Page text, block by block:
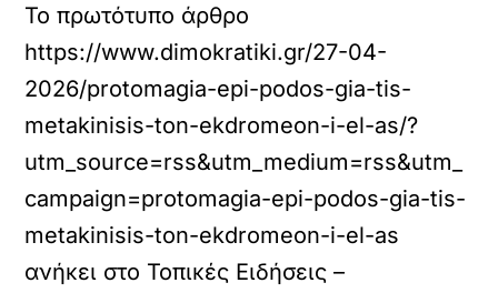
Το πρωτότυπο άρθρο
https://www.dimokratiki.gr/27-04-
2026/protomagia-epi-podos-gia-tis-
metakinisis-ton-ekdromeon-i-el-as/?
utm_source=rss&utm_medium=rss&utm_
campaign=protomagia-epi-podos-gia-tis-
metakinisis-ton-ekdromeon-i-el-as
ανήκει στο Τοπικές Ειδήσεις –